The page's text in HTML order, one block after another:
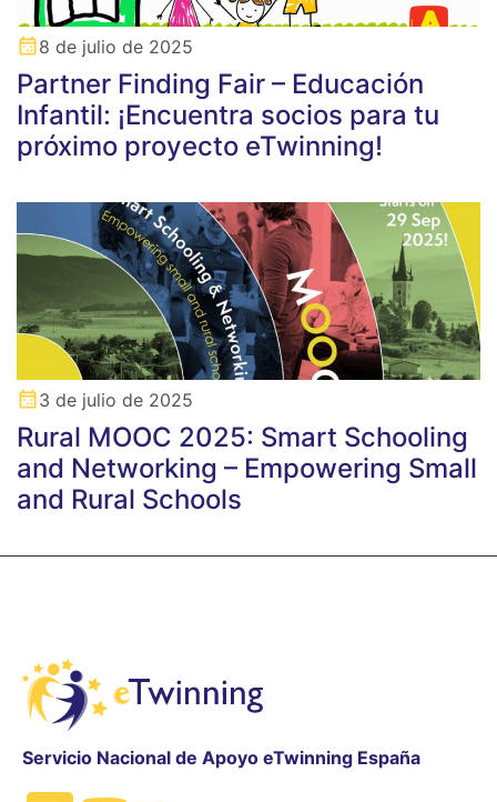
8 de julio de 2025
Partner Finding Fair – Educación
Infantil: ¡Encuentra socios para tu
próximo proyecto eTwinning!
3 de julio de 2025
Rural MOOC 2025: Smart Schooling
and Networking – Empowering Small
and Rural Schools
Servicio Nacional de Apoyo eTwinning España